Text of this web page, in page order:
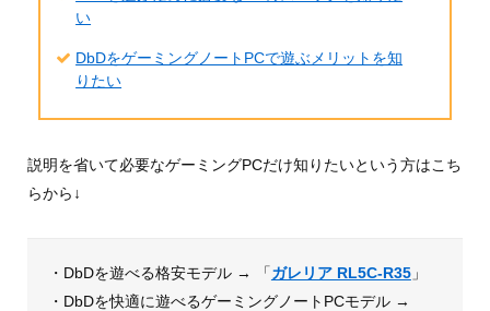
い
DbDをゲーミングノートPCで遊ぶメリットを知
りたい
説明を省いて必要なゲーミングPCだけ知りたいという方はこち
らから↓
・DbDを遊べる格安モデル → 「ガレリア RL5C-R35」
・DbDを快適に遊べるゲーミングノートPCモデル →